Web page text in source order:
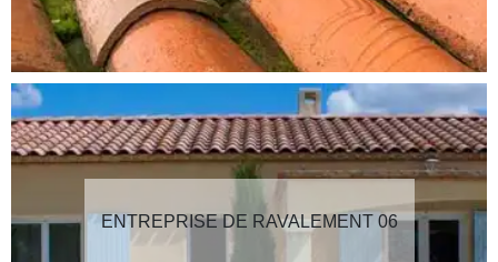
ENTREPRISE DE RAVALEMENT 06